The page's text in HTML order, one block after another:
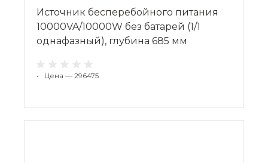
Источник бесперебойного питания
10000VA/10000W без батарей (1/1
однафазный), глубина 685 мм
• Цена — 296475